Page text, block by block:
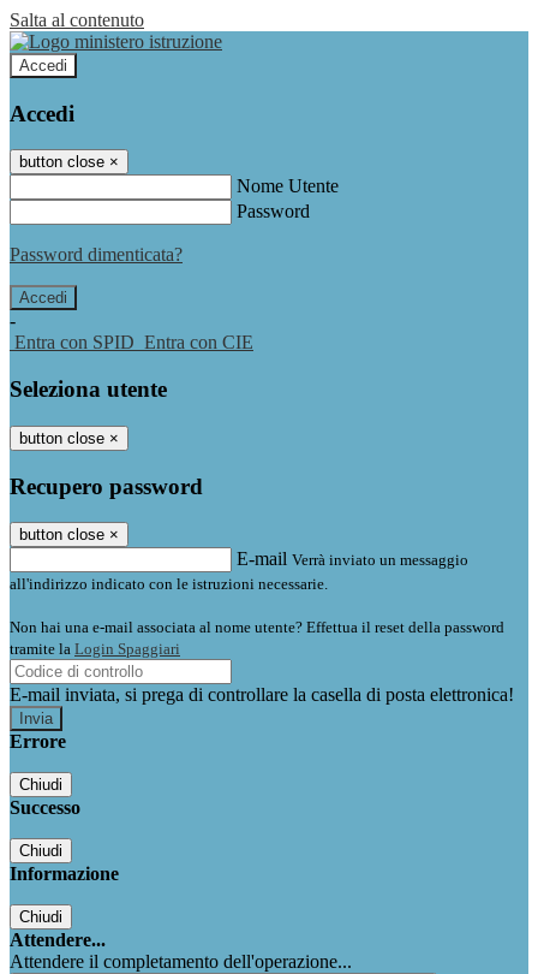
Salta al contenuto
Accedi
Accedi
button close ×
Nome Utente
Password
Password dimenticata?
-
Entra con SPID Entra con CIE
Seleziona utente
button close ×
Recupero password
button close ×
E-mail Verrà inviato un messaggio
all'indirizzo indicato con le istruzioni necessarie.
Non hai una e-mail associata al nome utente? Effettua il reset della password
tramite la Login Spaggiari
E-mail inviata, si prega di controllare la casella di posta elettronica!
Errore
Chiudi
Successo
Chiudi
Informazione
Chiudi
Attendere...
Attendere il completamento dell'operazione...